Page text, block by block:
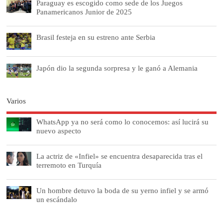
Paraguay es escogido como sede de los Juegos
Panamericanos Junior de 2025
Brasil festeja en su estreno ante Serbia
Japón dio la segunda sorpresa y le ganó a Alemania
Varios
WhatsApp ya no será como lo conocemos: así lucirá su
nuevo aspecto
La actriz de «Infiel» se encuentra desaparecida tras el
terremoto en Turquía
Un hombre detuvo la boda de su yerno infiel y se armó
un escándalo